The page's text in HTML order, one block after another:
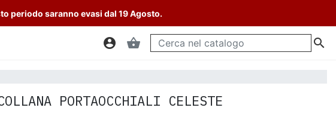
periodo saranno evasi dal 19 Agosto.
account_circle shopping_basket 
PORTAOCCHIALI CELESTE